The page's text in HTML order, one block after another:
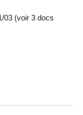
03 (voir 3 docs